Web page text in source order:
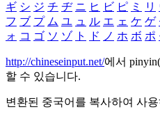
ギ シ ジ チ ヂ ニ ヒ ビ ピ ミ リ
フ ブ プ ム ユ ュ ル エ ェ ケ ゲ
ォ コ ゴ ソ ゾ ト ド ノ ホ ボ ポ
http://chineseinput.net/에서
할 수 있습니다.
변환된 중국어를 복사하여 사